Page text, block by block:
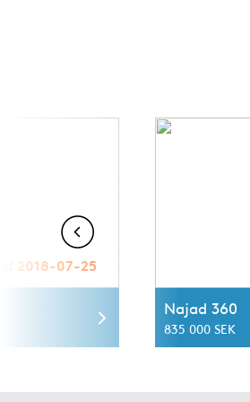
2018-07-25
Najad 360
835 000 SEK